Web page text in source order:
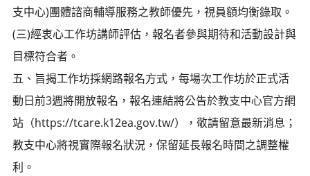
支中心)團體諮商輔導服務之教師優先，視員額均衡錄取。
(三)經衷心工作坊講師評估，報名者參與期待和活動設計與
目標符合者。
五、旨揭工作坊採網路報名方式，每場次工作坊於正式活
動日前3週將開放報名，報名連結將公告於教支中心官方網
站（https://tcare.k12ea.gov.tw/），敬請留意最新消息；
教支中心將視實際報名狀況，保留延長報名時間之調整權
利。